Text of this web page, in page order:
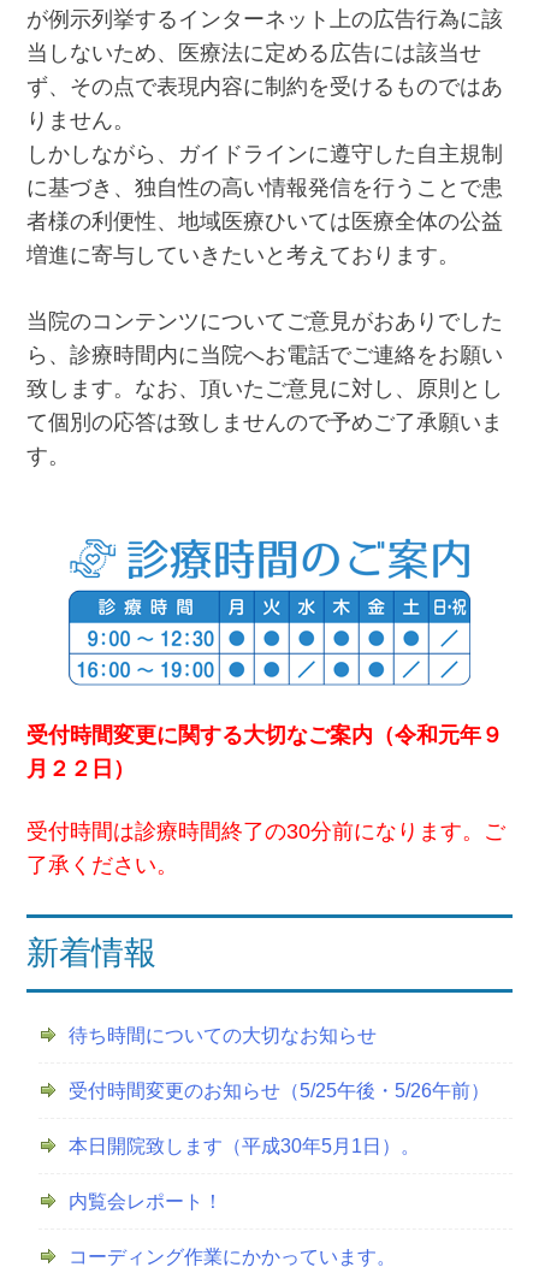
が例示列挙するインターネット上の広告行為に該
当しないため、医療法に定める広告には該当せ
ず、その点で表現内容に制約を受けるものではあ
りません。
しかしながら、ガイドラインに遵守した自主規制
に基づき、独自性の高い情報発信を行うことで患
者様の利便性、地域医療ひいては医療全体の公益
増進に寄与していきたいと考えております。
当院のコンテンツについてご意見がおありでした
ら、診療時間内に当院へお電話でご連絡をお願い
致します。なお、頂いたご意見に対し、原則とし
て個別の応答は致しませんので予めご了承願いま
す。
受付時間変更に関する大切なご案内（令和元年９
月２２日）
受付時間は診療時間終了の30分前になります。ご
了承ください。
新着情報
待ち時間についての大切なお知らせ
受付時間変更のお知らせ（5/25午後・5/26午前）
本日開院致します（平成30年5月1日）。
内覧会レポート！
コーディング作業にかかっています。